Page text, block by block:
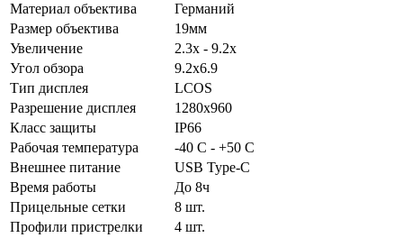
Материал объектива
Германий
Размер объектива
19мм
Увеличение
2.3x - 9.2x
Угол обзора
9.2x6.9
Тип дисплея
LCOS
Разрешение дисплея
1280x960
Класс защиты
IP66
Рабочая температура
-40 C - +50 C
Внешнее питание
USB Type-C
Время работы
До 8ч
Прицельные сетки
8 шт.
Профили пристрелки
4 шт.